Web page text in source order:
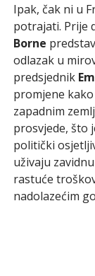
Ipak, čak ni u
potrajati. Prije
Borne
odlazak u
predsjednik
promjene
zapadnim
prosvjede, što
politički
uživaju
rastuće
nadolazećim